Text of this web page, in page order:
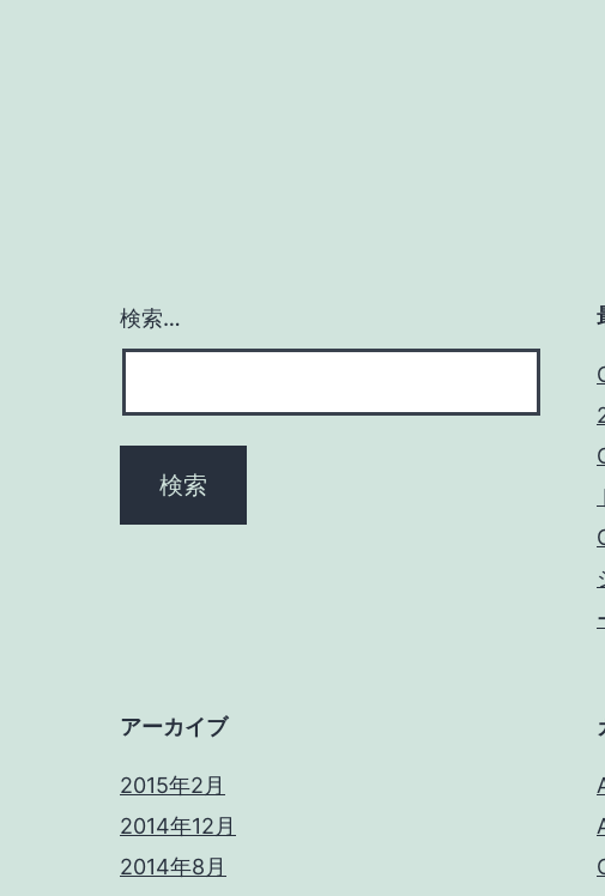
シ
ョ
ン
検索…
アーカイブ
2015年2月
2014年12月
2014年8月